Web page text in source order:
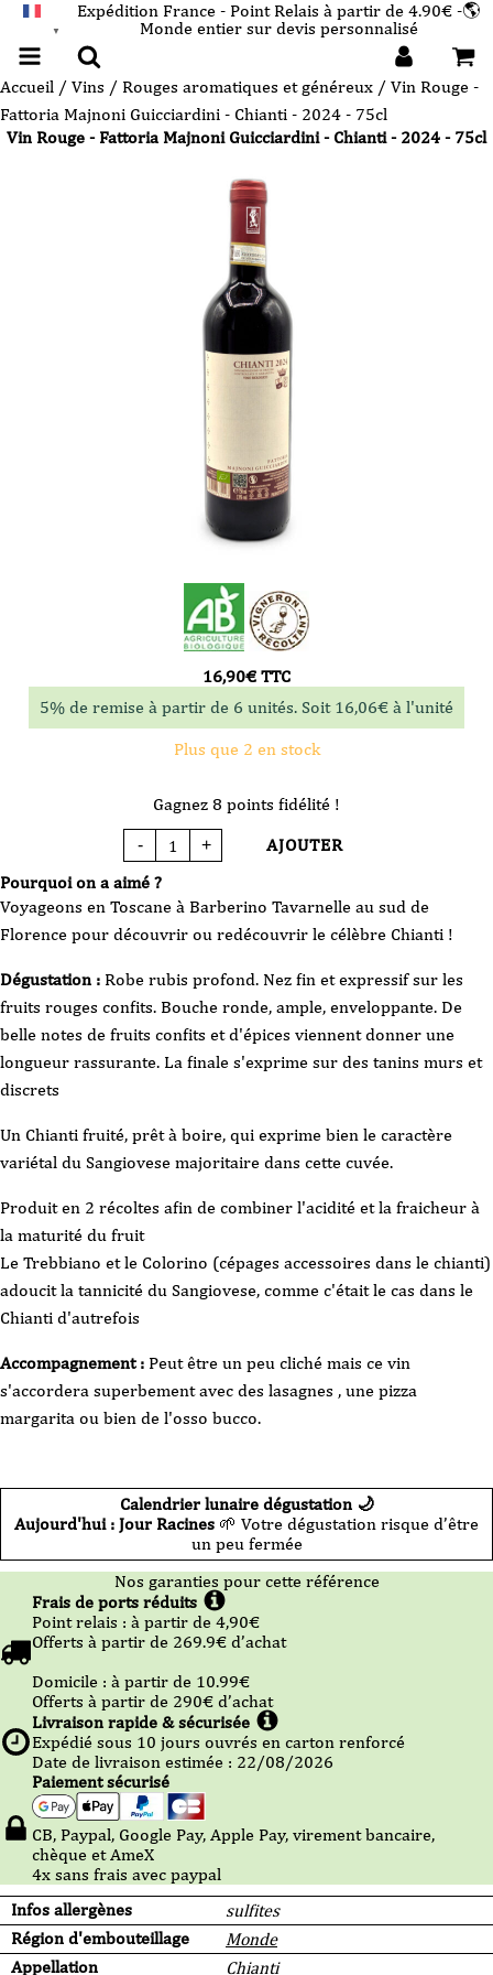
▼
Expédition France - Point Relais à partir de 4.90€ -🌎
Monde entier sur devis personnalisé
Accueil / Vins / Rouges aromatiques et généreux / Vin Rouge -
Fattoria Majnoni Guicciardini - Chianti - 2024 - 75cl
Vin Rouge - Fattoria Majnoni Guicciardini - Chianti - 2024 - 75cl
Pourquoi on a aimé ?
Voyageons en Toscane à Barberino Tavarnelle au sud de
Florence pour découvrir ou redécouvrir le célèbre Chianti !
Dégustation : Robe rubis profond. Nez fin et expressif sur les
fruits rouges confits. Bouche ronde, ample, enveloppante. De
belle notes de fruits confits et d'épices viennent donner une
longueur rassurante. La finale s'exprime sur des tanins murs et
discrets
Un Chianti fruité, prêt à boire, qui exprime bien le caractère
variétal du Sangiovese majoritaire dans cette cuvée.
Produit en 2 récoltes afin de combiner l'acidité et la fraicheur à
la maturité du fruit
Le Trebbiano et le Colorino (cépages accessoires dans le chianti)
adoucit la tannicité du Sangiovese, comme c'était le cas dans le
Chianti d'autrefois
Accompagnement : Peut être un peu cliché mais ce vin
s'accordera superbement avec des lasagnes , une pizza
margarita ou bien de l'osso bucco.
Calendrier lunaire dégustation 🌙
Aujourd'hui : Jour Racines 🌱 Votre dégustation risque d’être
un peu fermée
Infos allergènes
sulfites
Région d'embouteillage
Monde
Appellation
Chianti
16,90€ TTC
5% de remise à partir de 6 unités. Soit 16,06€ à l'unité
Plus que 2 en stock
Gagnez 8 points fidélité !
-
quantité
de
Rouge
Fattoria
Guicciardini
-
2024
75cl
+ AJOUTER
Nos garanties pour cette référence
Frais de ports réduits
Point relais : à partir de 4,90€
Offerts à partir de 269.9€ d’achat
Domicile : à partir de 10.99€
Offerts à partir de 290€ d’achat
Livraison rapide & sécurisée
Expédié sous 10 jours ouvrés en carton renforcé
Date de livraison estimée : 22/08/2026
Paiement sécurisé
CB, Paypal, Google Pay, Apple Pay, virement bancaire,
chèque et AmeX
4x sans frais avec paypal